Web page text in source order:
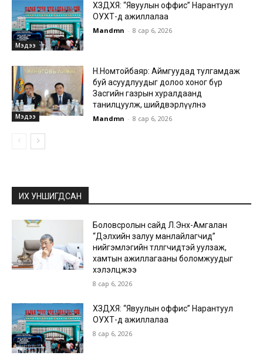
Мэдээ
ХЗДХЯ: “Явуулын оффис” Нарантуул
ОУХТ-д ажиллалаа
Mandmn - 8 сар 6, 2026
Мэдээ
Н.Номтойбаяр: Аймгуудад тулгамдаж
буй асуудлуудыг долоо хоног бүр
Засгийн газрын хуралдаанд
танилцуулж, шийдвэрлүүлнэ
Mandmn - 8 сар 6, 2026
ИХ УНШИГДСАН
Боловсролын сайд Л.Энх-Амгалан
“Дэлхийн залуу манлайлагчид”
нийгэмлэгийн төлөөлөгчидтэй уулзаж,
хамтын ажиллагааны боломжуудыг
хэлэлцжээ
8 сар 6, 2026
ХЗДХЯ: “Явуулын оффис” Нарантуул
ОУХТ-д ажиллалаа
8 сар 6, 2026